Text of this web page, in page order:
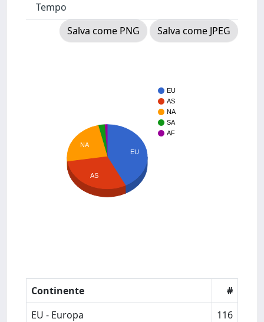
Tempo
Salva come PNG
Salva come JPEG
EU
AS
NA
SA
AF
EU
NA
AS
Continente
#
EU - Europa
116